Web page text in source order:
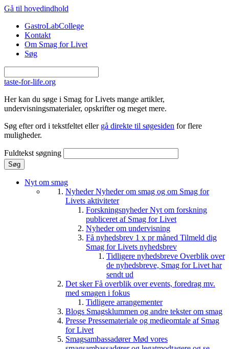
Gå til hovedindhold
GastroLabCollege
Kontakt
Om Smag for Livet
Søg
taste-for-life.org
Her kan du søge i Smag for Livets mange artikler,
undervisningsmaterialer, opskrifter og meget mere.
Søg efter ord i tekstfeltet eller gå direkte til søgesiden for flere
muligheder.
Fuldtekst søgning
Nyt om smag
NyhederNyheder om smag og om Smag for
Livets aktiviteter
ForskningsnyhederNyt om forskning
publiceret af Smag for Livet
Nyheder om undervisning
Få nyhedsbrev 1 x pr måned Tilmeld dig
Smag for Livets nyhedsbrev
Tidligere nyhedsbreve Overblik over
de nyhedsbreve, Smag for Livet har
sendt ud
Det skerFå overblik over events, foredrag mv.
med smagen i fokus
Tidligere arrangementer
Blogs Smagsklummen og andre tekster om smag
Presse Pressemateriale og medieomtale af Smag
for Livet
SmagsambassadørerMød vores